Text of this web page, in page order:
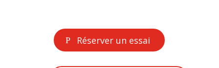
Réserver un essai